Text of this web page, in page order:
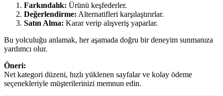
Farkındalık: Ürünü keşfederler.
Değerlendirme: Alternatifleri karşılaştırırlar.
Satın Alma: Karar verip alışveriş yaparlar.
Bu yolculuğu anlamak, her aşamada doğru bir deneyim sunmanıza
yardımcı olur.
Öneri:
Net kategori düzeni, hızlı yüklenen sayfalar ve kolay ödeme
seçenekleriyle müşterilerinizi memnun edin.